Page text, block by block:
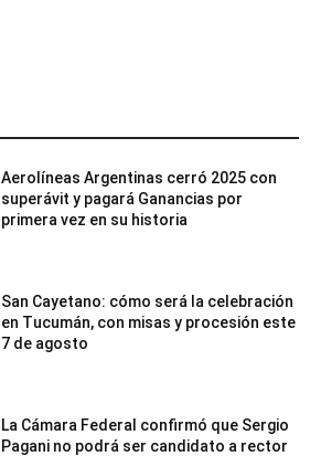
Aerolíneas Argentinas cerró 2025 con
superávit y pagará Ganancias por
primera vez en su historia
San Cayetano: cómo será la celebración
en Tucumán, con misas y procesión este
7 de agosto
La Cámara Federal confirmó que Sergio
Pagani no podrá ser candidato a rector